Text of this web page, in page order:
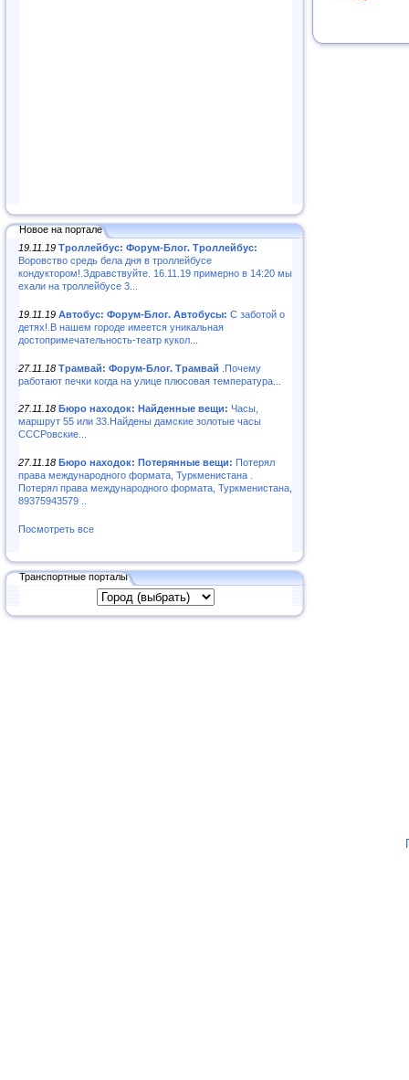
Новое на портале
19.11.19 Троллейбус: Форум-Блог. Троллейбус:
Воровство средь бела дня в троллейбусе
кондуктором!.Здравствуйте. 16.11.19 примерно в 14:20 мы
ехали на троллейбусе 3...
19.11.19 Автобус: Форум-Блог. Автобусы: С заботой о
детях!.В нашем городе имеется уникальная
достопримечательность-театр кукол...
27.11.18 Трамвай: Форум-Блог. Трамвай .Почему
работают печки когда на улице плюсовая температура...
27.11.18 Бюро находок: Найденные вещи: Часы,
маршрут 55 или 33.Найдены дамские золотые часы
СССРовские...
27.11.18 Бюро находок: Потерянные вещи: Потерял
права международного формата, Туркменистана .
Потерял права международного формата, Туркменистана,
89375943579 ..
Посмотреть все
Транспортные порталы